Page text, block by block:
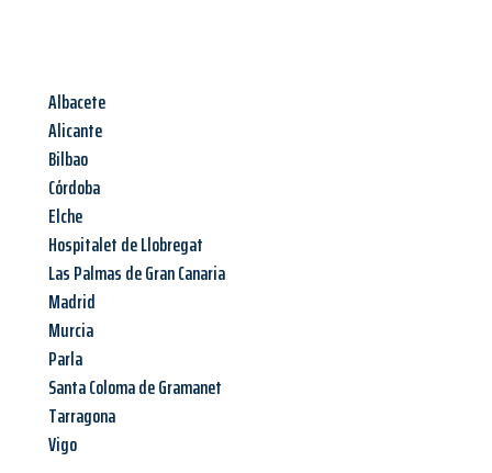
Albacete
Alicante
Bilbao
Córdoba
Elche
Hospitalet de Llobregat
Las Palmas de Gran Canaria
Madrid
Murcia
Parla
Santa Coloma de Gramanet
Tarragona
Vigo